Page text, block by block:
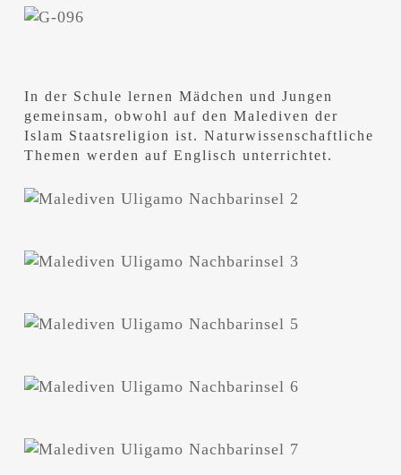
In der Schule lernen Mädchen und Jungen
gemeinsam, obwohl auf den Malediven der
Islam Staatsreligion ist. Naturwissenschaftliche
Themen werden auf Englisch unterrichtet.